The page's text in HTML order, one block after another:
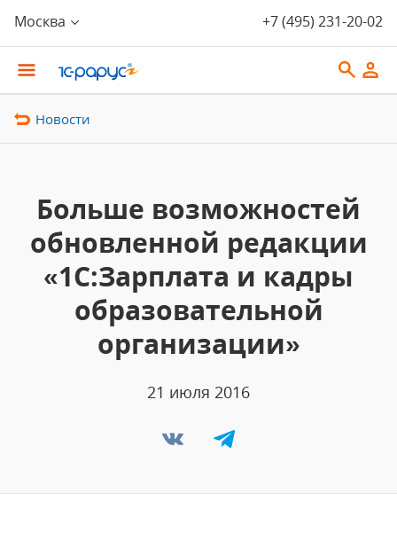
Москва +7 (495) 231-20-02
Новости
Больше возможностей
обновленной редакции
«1С:Зарплата и кадры
образовательной
организации»
21 июля 2016